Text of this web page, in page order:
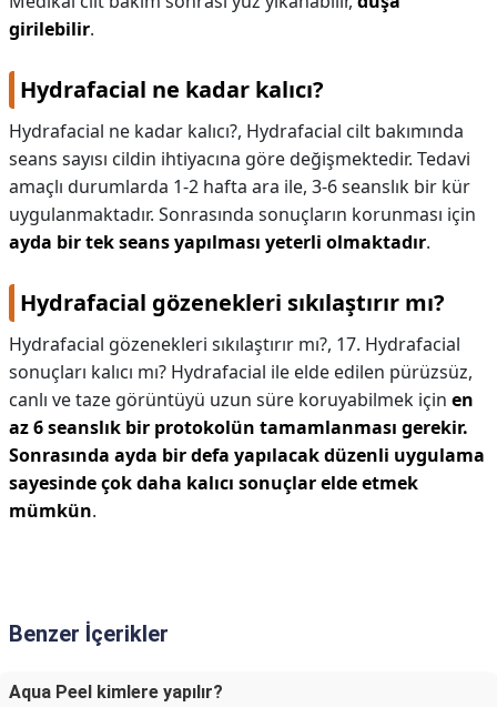
girilebilir.
Hydrafacial ne kadar kalıcı?
Hydrafacial ne kadar kalıcı?, Hydrafacial cilt bakımında
seans sayısı cildin ihtiyacına göre değişmektedir. Tedavi
amaçlı durumlarda 1-2 hafta ara ile, 3-6 seanslık bir kür
uygulanmaktadır. Sonrasında sonuçların korunması için
ayda bir tek seans yapılması yeterli olmaktadır.
Hydrafacial gözenekleri sıkılaştırır mı?
Hydrafacial gözenekleri sıkılaştırır mı?, 17. Hydrafacial
sonuçları kalıcı mı? Hydrafacial ile elde edilen pürüzsüz,
canlı ve taze görüntüyü uzun süre koruyabilmek için en
az 6 seanslık bir protokolün tamamlanması gerekir.
Sonrasında ayda bir defa yapılacak düzenli uygulama
sayesinde çok daha kalıcı sonuçlar elde etmek
mümkün.
Benzer İçerikler
Aqua Peel kimlere yapılır?